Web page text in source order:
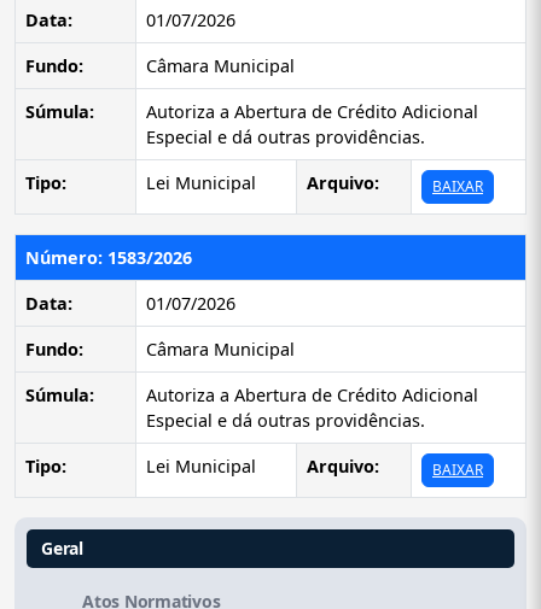
Data:
01/07/2026
Fundo:
Câmara Municipal
Súmula:
Autoriza a Abertura de Crédito Adicional
Especial e dá outras providências.
Tipo:
Lei Municipal Arquivo: BAIXAR
Número: 1583/2026
Data:
01/07/2026
Fundo:
Câmara Municipal
Súmula:
Autoriza a Abertura de Crédito Adicional
Especial e dá outras providências.
Tipo:
Lei Municipal Arquivo: BAIXAR
Geral
Atos Normativos